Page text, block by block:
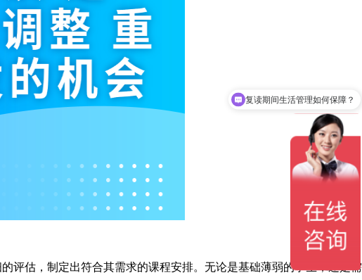
评估，制定出符合其需求的课程安排。无论是基础薄弱的学生，还是需
‌复读期间生活管理如何保障？